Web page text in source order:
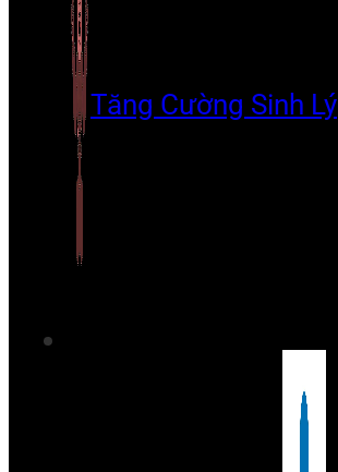
Tăng Cường Sinh Lý